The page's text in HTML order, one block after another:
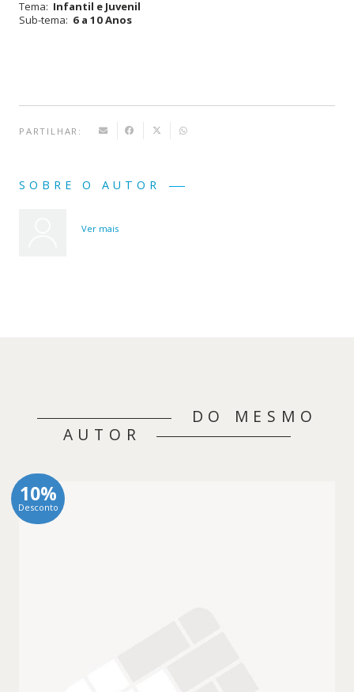
Salto
Tema: Infantil e Juvenil
Sub-tema: 6 a 10 Anos
PARTILHAR:
SOBRE O AUTOR
Ver mais
DO MESMO
AUTOR
10%
Desconto